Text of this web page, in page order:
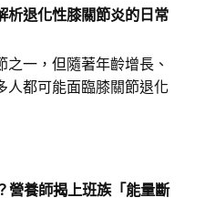
析退化性膝關節炎的日常
一，但隨著年齡增長、
人都可能面臨膝關節退化
營養師揭上班族「能量斷